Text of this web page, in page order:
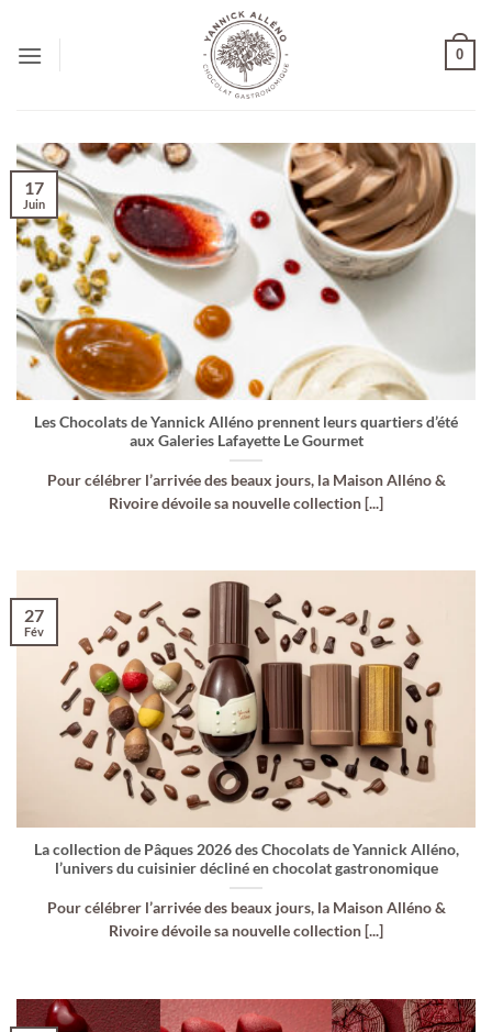
contenu
0
Les Chocolats de Yannick Alléno prennent leurs quartiers d’été
aux Galeries Lafayette Le Gourmet
Pour célébrer l’arrivée des beaux jours, la Maison Alléno &
Rivoire dévoile sa nouvelle collection [...]
17
Juin
La collection de Pâques 2026 des Chocolats de Yannick Alléno,
l’univers du cuisinier décliné en chocolat gastronomique
Pour célébrer l’arrivée des beaux jours, la Maison Alléno &
Rivoire dévoile sa nouvelle collection [...]
27
Fév